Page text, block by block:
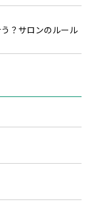
？サロンのルール